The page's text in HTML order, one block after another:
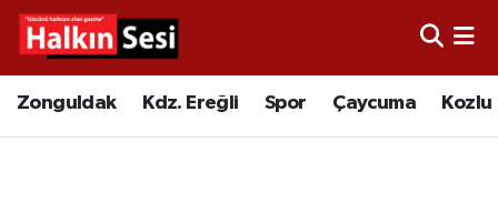
Zonguldak Kdz. Ereğli Spor Çaycuma Kozlu
Video
Çaycuma
Merkez Hava Durumu